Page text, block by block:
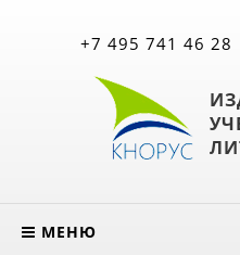
+7 495 741 46 28
МЕНЮ